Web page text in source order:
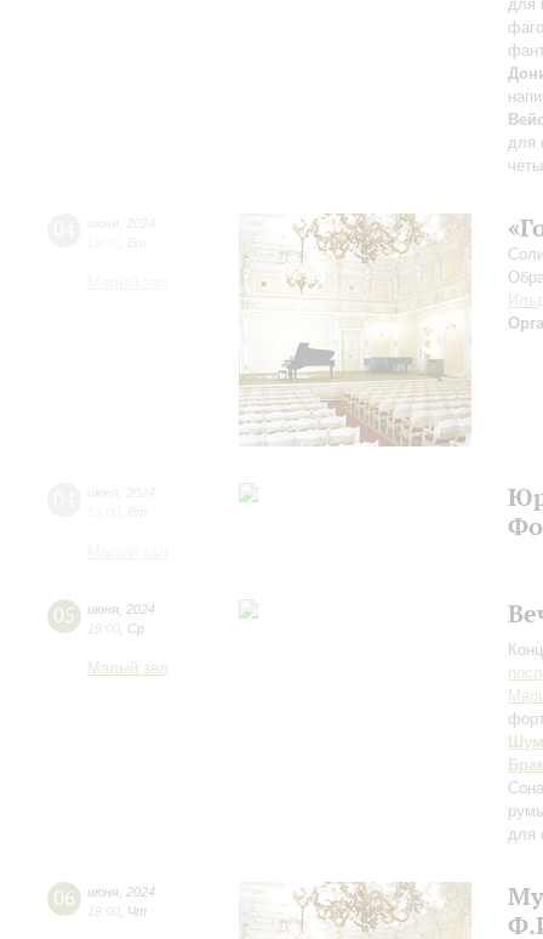
для
для
05 июня 2024
19:00 Ср
Малый зал
для
06 июня 2024
19:00 Чт